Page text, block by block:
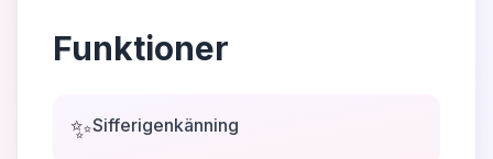
Funktioner
✨Sifferigenkänning